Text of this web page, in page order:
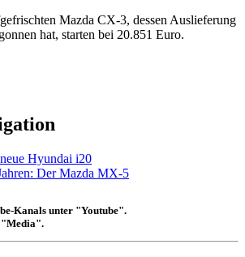
Mazda CX-3, dessen Auslieferung
hat, starten bei 20.851 Euro.
Hyundai i20
Der Mazda MX-5
Kanals unter "Youtube".
"Media".